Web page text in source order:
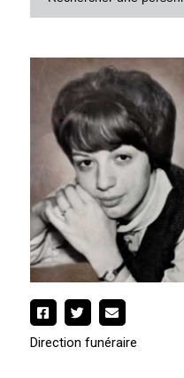
Direction funéraire